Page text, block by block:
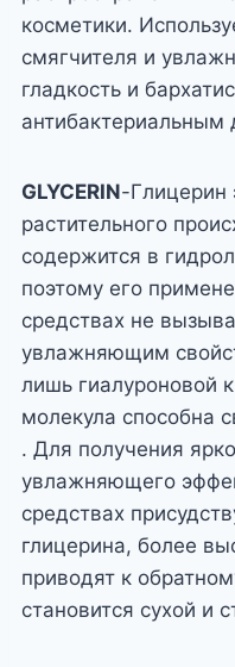
косметики.
смягчителя и
гладкость и
антибактериальным
GLYCERIN-Глицерин
растительного
содержится в
поэтому его
средствах не
увлажняющим
лишь гиалуроновой
молекула способна
. Для получения
увлажняющего
средствах
глицерина, более
приводят к
становится сухой и